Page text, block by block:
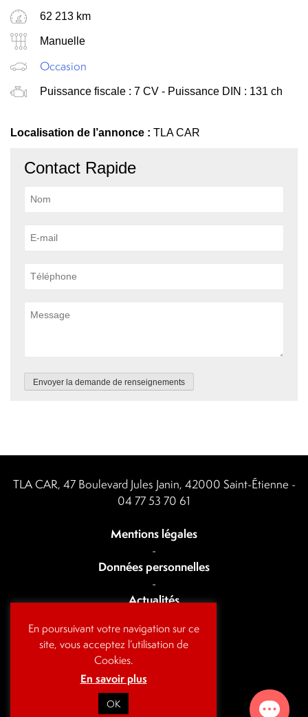
62 213 km
Manuelle
Occasion
Puissance fiscale : 7 CV - Puissance DIN : 131 ch
Localisation de l’annonce : TLA CAR
Contact Rapide
Envoyer la demande de renseignements
TLA CAR, 47 Boulevard Jules Janin, 42000 Saint-Étienne -
04 77 53 70 61
Mentions légales
-
Données personnelles
-
Actualités
Contact
En poursuivant votre navigation sur ce
site, vous acceptez l’utilisation de
Cookies.
En savoir plus
OK